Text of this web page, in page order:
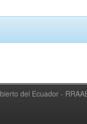
del Ecuador -